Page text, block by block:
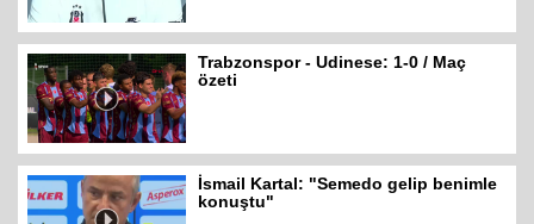
Trabzonspor - Udinese: 1-0 / Maç
özeti
İsmail Kartal: "Semedo gelip benimle
konuştu"